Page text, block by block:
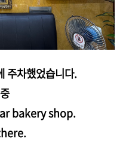
주차했었습니다.
bakery shop.